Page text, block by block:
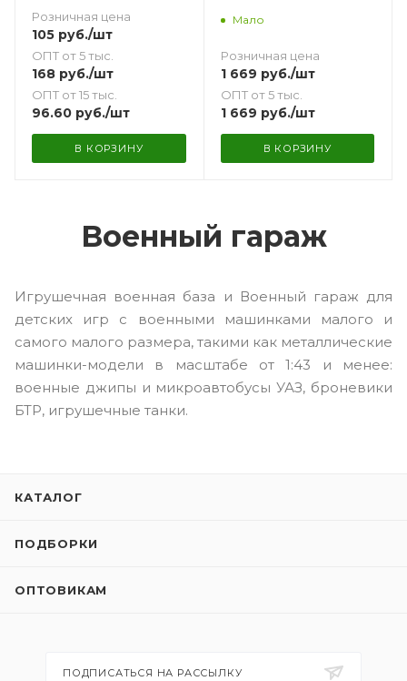
Розничная цена
105 руб./шт
ОПТ от 5 тыс.
168 руб./шт
ОПТ от 15 тыс.
96.60 руб./шт
В КОРЗИНУ
Мало
Розничная цена
1 669 руб./шт
ОПТ от 5 тыс.
1 669 руб./шт
В КОРЗИНУ
Военный гараж
Игрушечная военная база и Военный гараж для
детских игр с военными машинками малого и
самого малого размера, такими как металлические
машинки-модели в масштабе от 1:43 и менее:
военные джипы и микроавтобусы УАЗ, броневики
БТР, игрушечные танки.
КАТАЛОГ
ПОДБОРКИ
ОПТОВИКАМ
ПОДПИСАТЬСЯ НА РАССЫЛКУ